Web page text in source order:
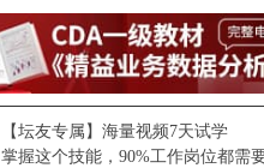
【坛友专属】海量视频7天试学
掌握这个技能，90%工作岗位都需